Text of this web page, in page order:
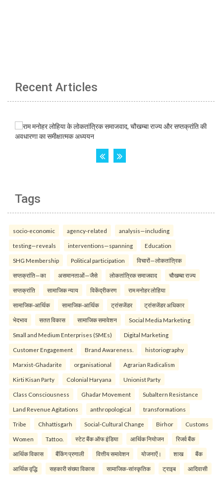
Recent Articles
Tags
socio-economic agency-related analysis—including
testing—reveals interventions—spanning Education
SHG Membership Political participation विचारों—लोकतांत्रिक
सप्तक्रांति—का असमानताओं—जैसे लोकतांत्रिक समाजवाद चौखम्बा राज्य
सप्तक्रांति सामाजिक न्याय विकेंद्रीकरण राम मनोहर लोहिया
सामाजिक-आर्थिक सामाजिक-आर्थिक ट्रांसजेंडर ट्रांसजेंडर अधिकार
भेदभाव सतत विकास सामाजिक समावेशन Social Media Marketing
Small and Medium Enterprises (SMEs) Digital Marketing
Customer Engagement Brand Awareness. historiography
Marxist-Ghadarite organisational Agrarian Radicalism
Kirti Kisan Party Colonial Haryana Unionist Party
Class Consciousness Ghadar Movement Subaltern Resistance
Land Revenue Agitations anthropological transformations
Tribe Chhattisgarh Social-Cultural Change Birhor Customs
Women Tattoo. स्टेट बैंक ऑफ इंडिया आर्थिक नियोजन रिजर्व बैंक
आर्थिक विकास बैंकिंग प्रणाली वित्तीय समावेशन योजनाऐं। शाख बैंक
आर्थिक वृद्धि सहकारी संख्या विकास सामाजिक-सांस्कृतिक ट्राइब आदिवासी